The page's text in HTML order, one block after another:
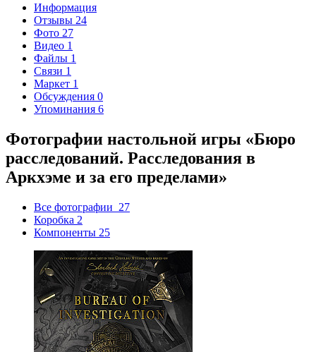
Информация
Отзывы 24
Фото 27
Видео 1
Файлы 1
Связи 1
Маркет 1
Обсуждения 0
Упоминания 6
Фотографии настольной игры «Бюро
расследований. Расследования в
Аркхэме и за его пределами»
Все фотографии 27
Коробка 2
Компоненты 25